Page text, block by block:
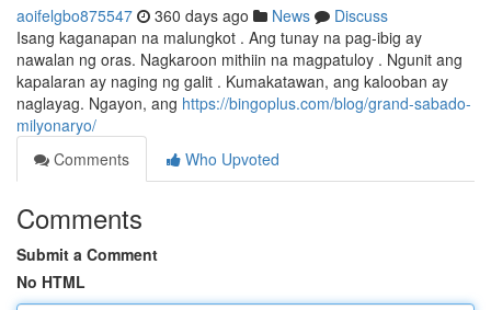
aoifelgbo875547 360 days ago News
Discuss
Isang kaganapan na malungkot . Ang tunay na pag-ibig ay
nawalan ng oras. Nagkaroon mithiin na magpatuloy . Ngunit ang
kapalaran ay naging ng galit . Kumakatawan, ang kalooban ay
naglayag. Ngayon, ang https://bingoplus.com/blog/grand-sabado-
milyonaryo/
Comments
Who Upvoted
Comments
Submit a Comment
No HTML